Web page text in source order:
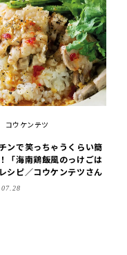
コウケンテツ
ンで笑っちゃうくらい簡
「海南鶏飯風のっけごは
シピ／コウケンテツさん